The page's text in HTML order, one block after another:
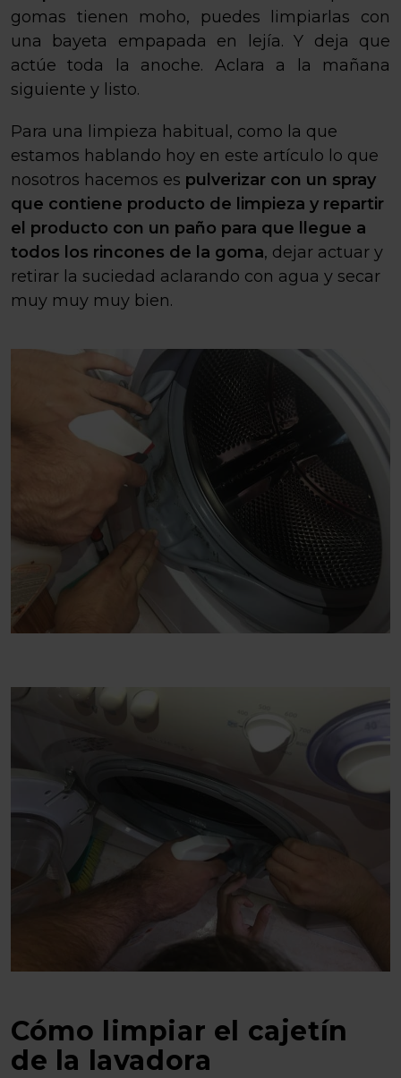
gomas tienen moho, puedes limpiarlas con
una bayeta empapada en lejía. Y deja que
actúe toda la anoche. Aclara a la mañana
siguiente y listo.
Para una limpieza habitual, como la que
estamos hablando hoy en este artículo lo que
nosotros hacemos es pulverizar con un spray
que contiene producto de limpieza y repartir
el producto con un paño para que llegue a
todos los rincones de la goma, dejar actuar y
retirar la suciedad aclarando con agua y secar
muy muy muy bien.
Cómo limpiar el cajetín
de la lavadora